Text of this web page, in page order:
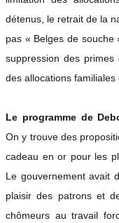
détenus, le retrait de la
pas « Belges de souche
suppression des
des allocations familiales
Le programme de
On y trouve des
cadeau en or pour les
Le gouvernement avait
plaisir des patrons et
chômeurs au travail